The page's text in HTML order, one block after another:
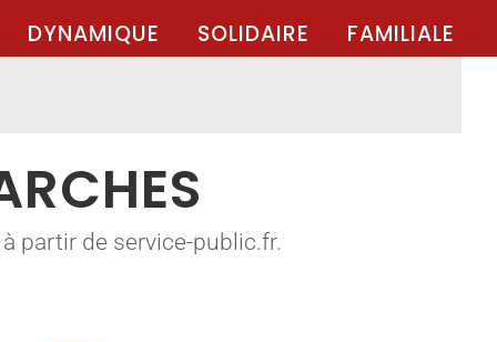
DYNAMIQUE SOLIDAIRE FAMILIALE
partir de service-public.fr.